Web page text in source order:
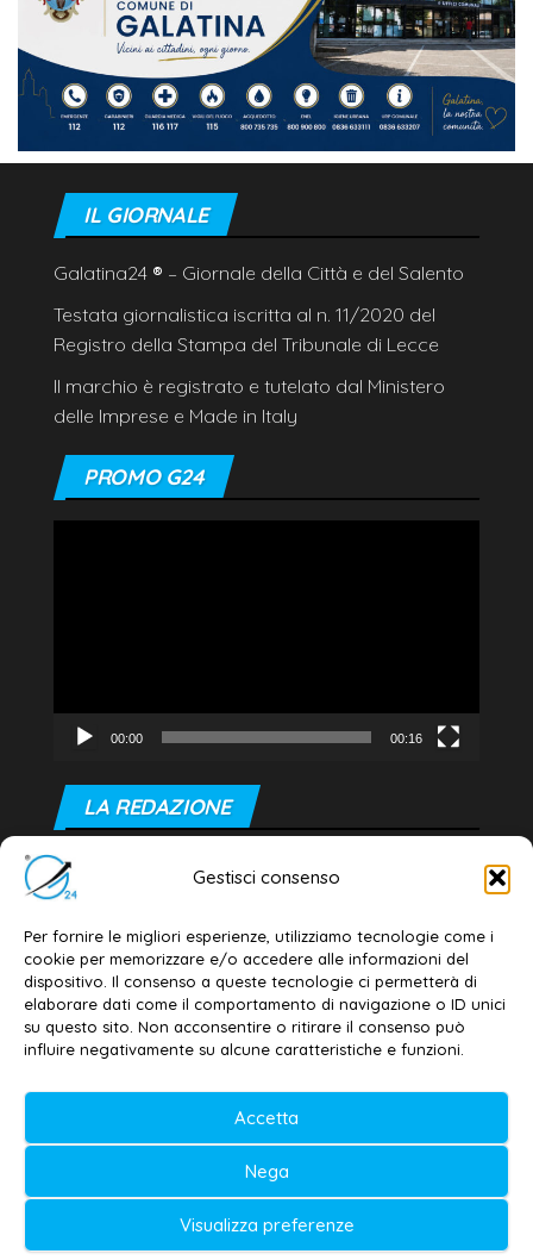
Gestisci consenso
Per fornire le migliori esperienze, utilizziamo tecnologie come i
cookie per memorizzare e/o accedere alle informazioni del
dispositivo. Il consenso a queste tecnologie ci permetterà di
elaborare dati come il comportamento di navigazione o ID unici
su questo sito. Non acconsentire o ritirare il consenso può
influire negativamente su alcune caratteristiche e funzioni.
Accetta
Nega
Visualizza preferenze
IL GIORNALE
Galatina24 ® – Giornale della Città e del Salento
Testata giornalistica iscritta al n. 11/2020 del
Registro della Stampa del Tribunale di Lecce
Il marchio è registrato e tutelato dal Ministero
delle Imprese e Made in Italy
PROMO G24
00:00 00:16
LA REDAZIONE
Editore e direttore responsabile:
Dott. Daniele G. Masciullo
Email: redazione@galatina24.it
Contatti –Disclaimer
Privacy policy –Cookie policy
Testata iscritta al n. 11/2020 Registro della
Stampa Tribunale di Lecce
Editore e direttore responsabile: